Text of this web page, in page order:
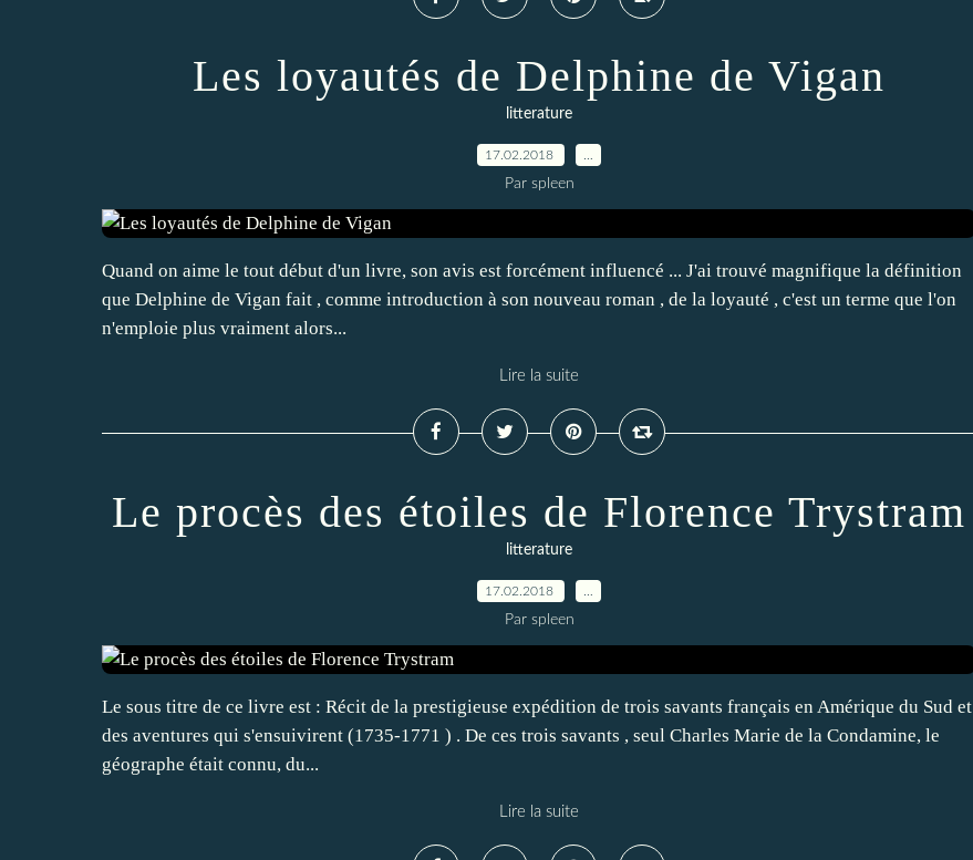
Les loyautés de Delphine de Vigan
litterature
17.02.2018
Par spleen
Quand on aime le tout début d'un livre, son avis est forcément influencé ... J'ai trouvé magnifique la définition
que Delphine de Vigan fait , comme introduction à son nouveau roman , de la loyauté , c'est un terme que l'on
n'emploie plus vraiment alors...
Lire la suite
Le procès des étoiles de Florence Trystram
litterature
17.02.2018
Par spleen
Le sous titre de ce livre est : Récit de la prestigieuse expédition de trois savants français en Amérique du Sud et
des aventures qui s'ensuivirent (1735-1771 ) . De ces trois savants , seul Charles Marie de la Condamine, le
géographe était connu, du...
Lire la suite